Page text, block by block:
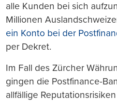
alle Kunden bei sich
Millionen
ein Konto bei der
per Dekret.
Im Fall des Zürcher
gingen die Postfinance-
allfällige